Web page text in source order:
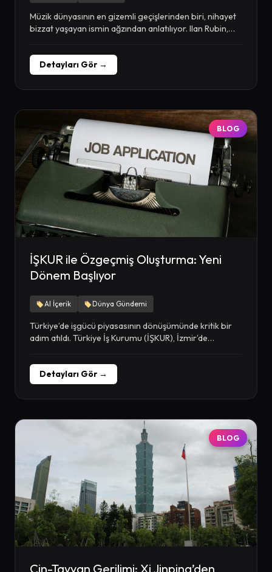
Müzik dünyasının en gizemli geçişlerinden biri, nihayet
bizzat yaşayan ismin ağzından anlatılıyor. Ilan Rubin,
Detayları Gör →
BLOG
İŞKUR ile Özgeçmiş Oluşturma: Yeni
Dönem Başlıyor
AI İçerik Dünya Gündemi
Türkiye’de işgücü piyasasının dönüşümünde kritik bir
adım atıldı. Türkiye İş Kurumu (İŞKUR), İzmir’de
Detayları Gör →
BLOG
Çin-Tayvan Gerilimi: Xi Jinping’den